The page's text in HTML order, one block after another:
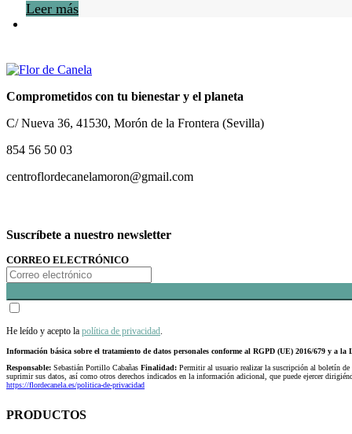
Leer más
Comprometidos con tu bienestar y el planeta
C/ Nueva 36, 41530, Morón de la Frontera (Sevilla)
854 56 50 03
centroflordecanelamoron@gmail.com
Suscríbete a nuestro newsletter
CORREO ELECTRÓNICO
He leído y acepto la política de privacidad
Información básica sobre el tratamiento de datos personales conforme al RGPD (UE) 2016/679 y a la
Responsable: Sebastián Portillo Cabañas Finalidad: Permitir al usuario realizar la suscripción al boletín
suprimir sus datos, así como otros derechos indicados en la información adicional, que puede ejercer
https://flordecanela.es/politica-de-privacidad
PRODUCTOS